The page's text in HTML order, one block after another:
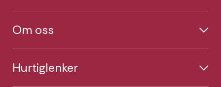
Om oss
Hurtiglenker